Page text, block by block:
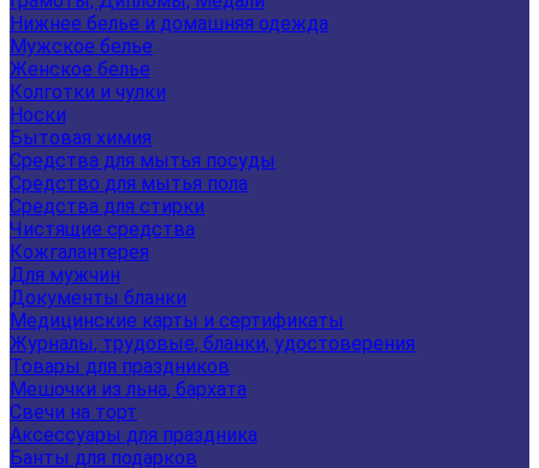
Нижнее белье и домашняя одежда
Мужское белье
Женское белье
Колготки и чулки
Носки
Бытовая химия
Средства для мытья посуды
Средство для мытья пола
Средства для стирки
Чистящие средства
Кожгалантерея
Для мужчин
Документы бланки
Медицинские карты и сертификаты
Журналы, трудовые, бланки, удостоверения
Товары для праздников
Мешочки из льна, бархата
Свечи на торт
Аксессуары для праздника
Банты для подарков